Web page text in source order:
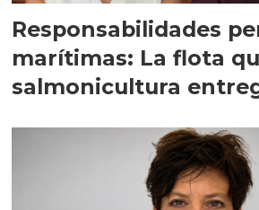
Responsabilidades
marítimas: La flota
salmonicultura